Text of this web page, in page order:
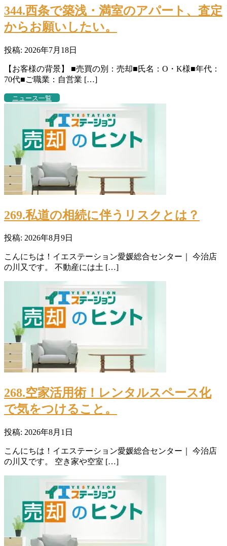
344.西条で築浅・満室のアパート、査定
からお願いしたい。
投稿: 2026年7月18日
【お客様の背景】 ■売買の別：売却■氏名：O・K様■年代：
70代■ご職業：自営業 […]
ニュース一覧
269.私道の相続に伴うリスクとは？
投稿: 2026年8月9日
こんにちは！イエステーション愛媛総合センター｜ 今治店
の川又です。 不動産には土 […]
268.空家活用術！レンタルスペース化
で気をつけること。
投稿: 2026年8月1日
こんにちは！イエステーション愛媛総合センター｜ 今治店
の川又です。 空き家や空室 […]